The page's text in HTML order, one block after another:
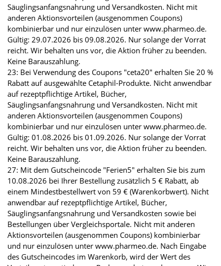
Säuglingsanfangsnahrung und Versandkosten. Nicht mit
anderen Aktionsvorteilen (ausgenommen Coupons)
kombinierbar und nur einzulösen unter www.pharmeo.de.
Gültig: 29.07.2026 bis 09.08.2026. Nur solange der Vorrat
reicht. Wir behalten uns vor, die Aktion früher zu beenden.
Keine Barauszahlung.
23: Bei Verwendung des Coupons "ceta20" erhalten Sie 20 %
Rabatt auf ausgewählte Cetaphil-Produkte. Nicht anwendbar
auf rezeptpflichtige Artikel, Bücher,
Säuglingsanfangsnahrung und Versandkosten. Nicht mit
anderen Aktionsvorteilen (ausgenommen Coupons)
kombinierbar und nur einzulösen unter www.pharmeo.de.
Gültig: 01.08.2026 bis 01.09.2026. Nur solange der Vorrat
reicht. Wir behalten uns vor, die Aktion früher zu beenden.
Keine Barauszahlung.
27: Mit dem Gutscheincode "Ferien5" erhalten Sie bis zum
10.08.2026 bei Ihrer Bestellung zusätzlich 5 € Rabatt, ab
einem Mindestbestellwert von 59 € (Warenkorbwert). Nicht
anwendbar auf rezeptpflichtige Artikel, Bücher,
Säuglingsanfangsnahrung und Versandkosten sowie bei
Bestellungen über Vergleichsportale. Nicht mit anderen
Aktionsvorteilen (ausgenommen Coupons) kombinierbar
und nur einzulösen unter www.pharmeo.de. Nach Eingabe
des Gutscheincodes im Warenkorb, wird der Wert des